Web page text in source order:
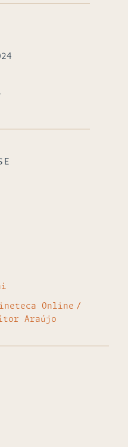
Online
Araújo